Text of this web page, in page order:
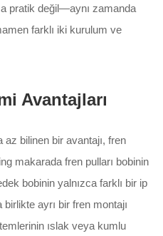
pratik değil—aynı zamanda
farklı iki kurulum ve
Avantajları
bilinen bir avantajı, fren
makarada fren pulları bobinin
bobinin yalnızca farklı bir ip
ayrı bir fren montajı
ıslak veya kumlu